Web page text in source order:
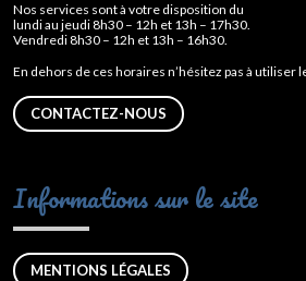
Nos services sont à votre disposition du
lundi au jeudi 8h30 – 12h et 13h – 17h30.
Vendredi 8h30 – 12h et 13h – 16h30.
En dehors de ces horaires n’hésitez pas à utiliser
CONTACTEZ-NOUS
Informations sur le site
MENTIONS LÉGALES